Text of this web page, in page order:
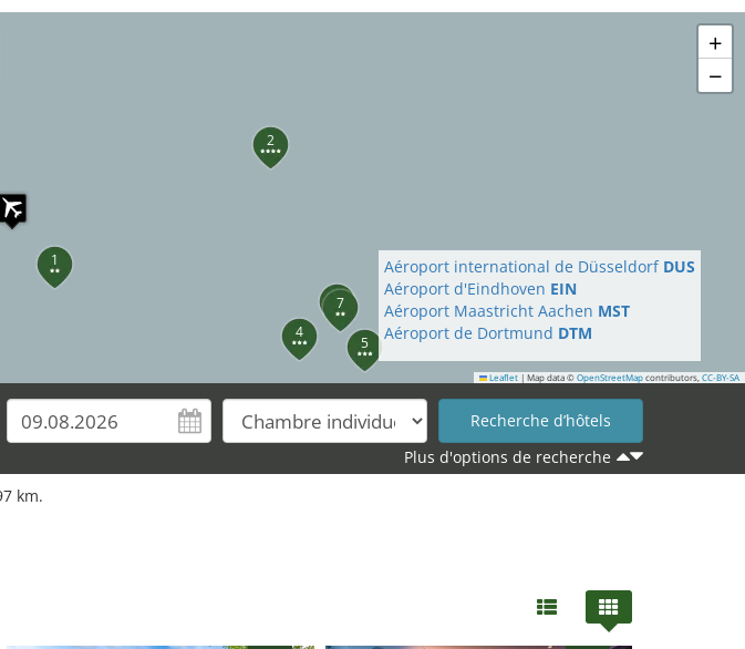
1
2
4
5
67
19
+
−
Leaflet | Map data © OpenStreetMap contributors, CC-BY-SA
Aéroport international de Düsseldorf DUS
Aéroport d'Eindhoven EIN
Aéroport Maastricht Aachen MST
Aéroport de Dortmund DTM
Plus d'options de recherche
km.